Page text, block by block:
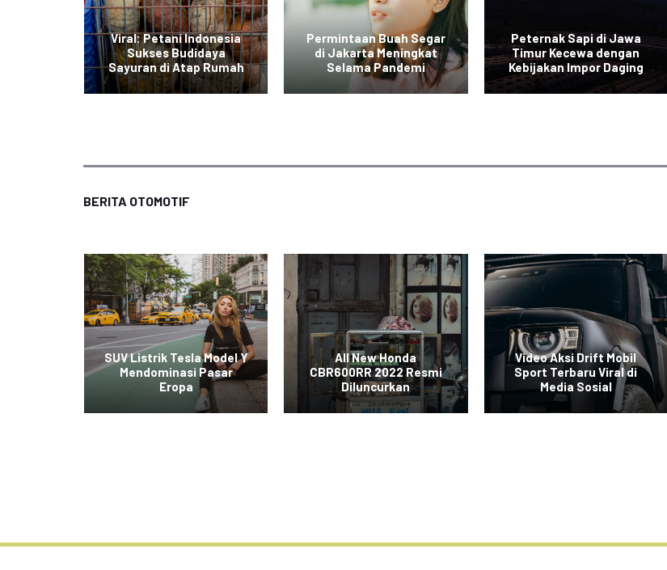
Viral: Petani Indonesia
Sukses Budidaya
Sayuran di Atap Rumah
Permintaan Buah Segar
di Jakarta Meningkat
Selama Pandemi
Peternak Sapi di Jawa
Timur Kecewa dengan
Kebijakan Impor Daging
BERITA OTOMOTIF
SUV Listrik Tesla Model Y
Mendominasi Pasar
Eropa
All New Honda
CBR600RR 2022 Resmi
Diluncurkan
Video Aksi Drift Mobil
Sport Terbaru Viral di
Media Sosial